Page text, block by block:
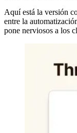
Aquí está la versión
entre la
pone nerviosos a los